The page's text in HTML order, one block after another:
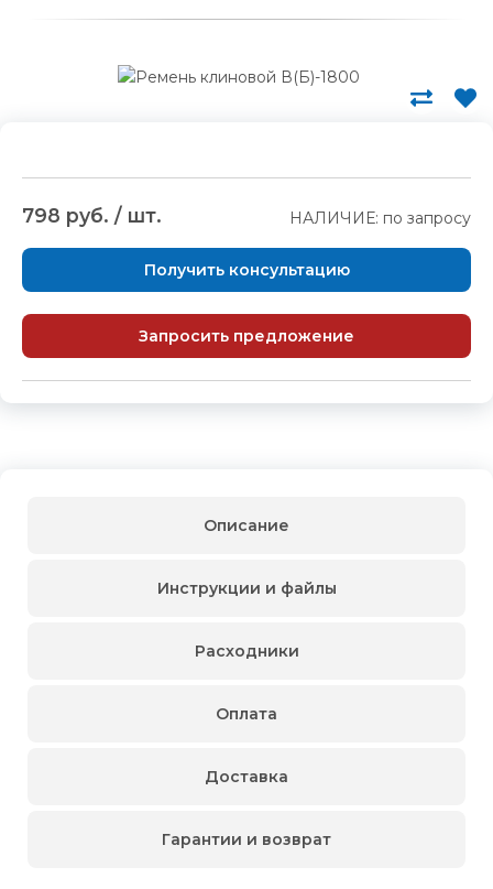
798 руб. / шт. НАЛИЧИЕ: по запросу
Получить консультацию
Запросить предложение
Описание
Инструкции и файлы
Расходники
Оплата
Доставка
Гарантии и возврат